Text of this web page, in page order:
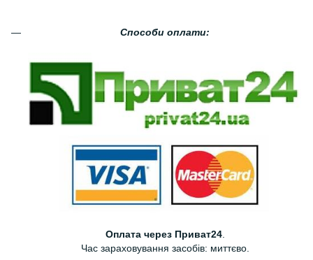
Способи оплати:
Оплата через Приват24.
Час зараховування засобів: миттєво.